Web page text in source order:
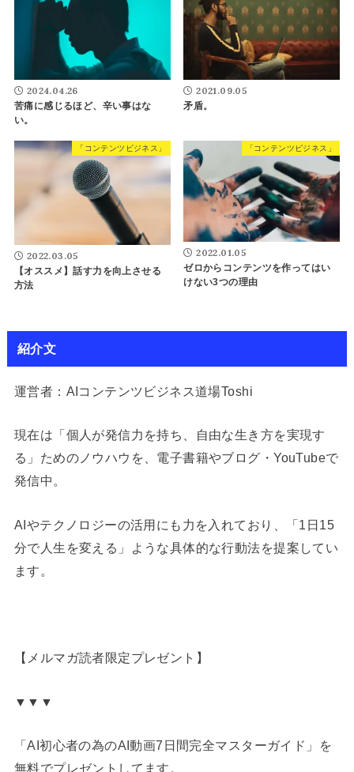
2024.04.26
苦痛に感じるほど、辛い事はな
い。
2021.09.05
矛盾。
「コンテンツビジネス」
2022.03.05
【オススメ】話す力を向上させる
方法
「コンテンツビジネス」
2022.01.05
ゼロからコンテンツを作ってはい
けない3つの理由
紹介文
運営者：AIコンテンツビジネス道場Toshi
現在は「個人が発信力を持ち、自由な生き方を実現す
る」ためのノウハウを、電子書籍やブログ・YouTubeで
発信中。
AIやテクノロジーの活用にも力を入れており、「1日15
分で人生を変える」ような具体的な行動法を提案してい
ます。
【メルマガ読者限定プレゼント】
▼▼▼
「AI初心者の為のAI動画7日間完全マスターガイド」を
無料でプレゼントしてます。